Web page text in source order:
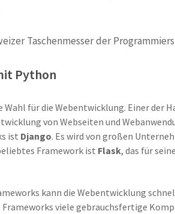
Taschenmesser der
Python
für die Webentwicklung. Einer der
von Webseiten und
ist Django. Es wird von großen
Framework ist Flask, das für
kann die Webentwicklung
Frameworks viele gebrauchsfertige